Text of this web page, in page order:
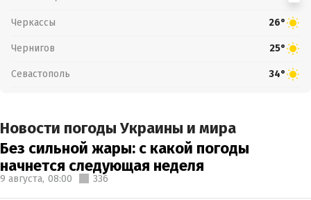
Черкассы 26°
Чернигов 25°
Севастополь 34°
Новости погоды Украины и мира
Без сильной жары: с какой погоды
начнется следующая неделя
9 августа, 08:00 336